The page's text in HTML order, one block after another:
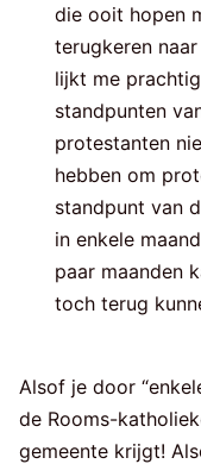
die ooit hopen
terugkeren
lijkt me
standpunten
protestanten
hebben om
standpunt van
in enkele
paar maanden
toch terug
Alsof je door
de Rooms-
gemeente krijgt!